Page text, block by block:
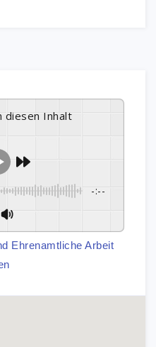
-:--
Ehrenamtliche Arbeit